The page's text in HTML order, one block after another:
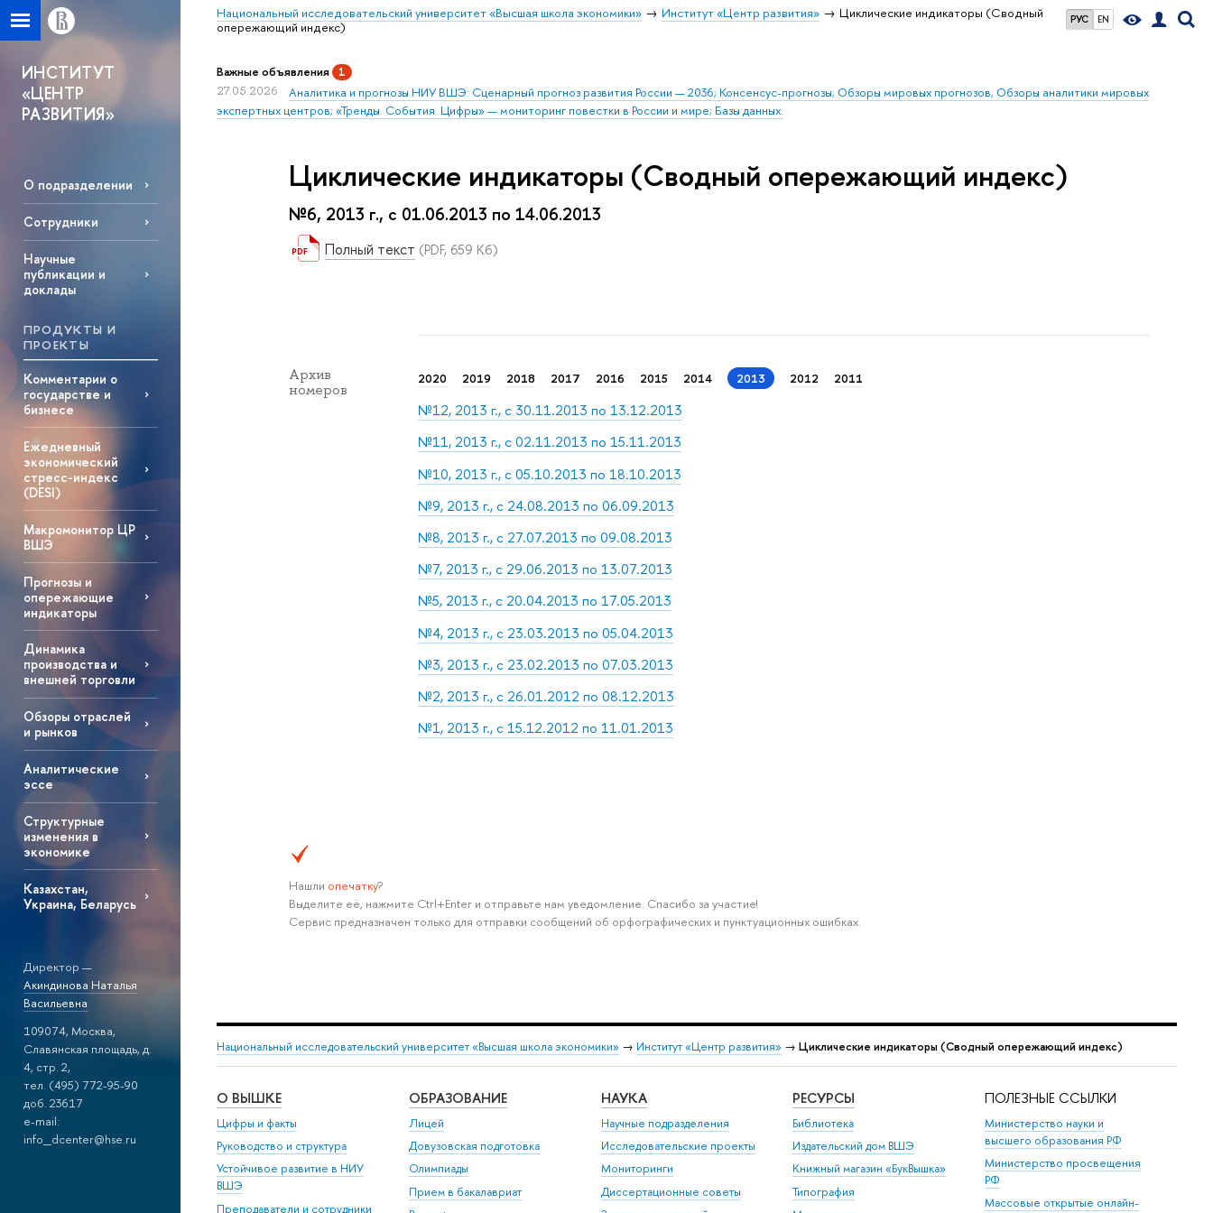
РУС EN
Национальный исследовательский университет «Высшая школа экономики» Институт «Центр развития»
Циклические индикаторы (Сводный
опережающий индекс)
ИНСТИТУТ
«ЦЕНТР
РАЗВИТИЯ»
О подразделении
Сотрудники
Научные
публикации и
доклады
ПРОДУКТЫ И
ПРОЕКТЫ
Комментарии о
государстве и
бизнесе
Ежедневный
экономический
стресс-индекс
(DESI)
Макромонитор ЦР
ВШЭ
Прогнозы и
опережающие
индикаторы
Динамика
производства и
внешней торговли
Обзоры отраслей
и рынков
Аналитические
эссе
Структурные
изменения в
экономике
Казахстан,
Украина, Беларусь
Директор —
Акиндинова Наталья
Васильевна
109074, Москва,
Славянская площадь, д.
4, стр. 2,
тел. (495) 772-95-90
доб. 23617
e-mail:
info_dcenter@hse.ru
Важные объявления 1
27.05.2026
Аналитика и прогнозы НИУ ВШЭ: Сценарный прогноз развития России — 2036; Консенсус-прогнозы; Обзоры мировых прогнозов; Обзоры аналитики мировых
экспертных центров; «Тренды. События. Цифры» — мониторинг повестки в России и мире; Базы данных.
Циклические индикаторы (Сводный опережающий индекс)
№6, 2013 г., с 01.06.2013 по 14.06.2013
Полный текст (PDF, 659 Кб)
Архив
номеров
2020 2019 2018 2017 2016 2015 2014 2013 2012 2011
№12, 2013 г., с 30.11.2013 по 13.12.2013
№11, 2013 г., с 02.11.2013 по 15.11.2013
№10, 2013 г., с 05.10.2013 по 18.10.2013
№9, 2013 г., с 24.08.2013 по 06.09.2013
№8, 2013 г., с 27.07.2013 по 09.08.2013
№7, 2013 г., с 29.06.2013 по 13.07.2013
№5, 2013 г., с 20.04.2013 по 17.05.2013
№4, 2013 г., с 23.03.2013 по 05.04.2013
№3, 2013 г., с 23.02.2013 по 07.03.2013
№2, 2013 г., с 26.01.2012 по 08.12.2013
№1, 2013 г., с 15.12.2012 по 11.01.2013
Нашли опечатку?
Выделите её, нажмите Ctrl+Enter и отправьте нам уведомление. Спасибо за участие!
Сервис предназначен только для отправки сообщений об орфографических и пунктуационных ошибках.
Национальный исследовательский университет «Высшая школа экономики» → Институт «Центр развития» → Циклические индикаторы (Сводный опережающий индекс)
О ВЫШКЕ
Цифры и факты
Руководство и структура
Устойчивое развитие в НИУ
ВШЭ
Преподаватели и сотрудники
ОБРАЗОВАНИЕ
Лицей
Довузовская подготовка
Олимпиады
Прием в бакалавриат
НАУКА
Научные подразделения
Исследовательские проекты
Мониторинги
Диссертационные советы
РЕСУРСЫ
Библиотека
Издательский дом ВШЭ
Книжный магазин «БукВышка»
Типография
ПОЛЕЗНЫЕ ССЫЛКИ
Министерство науки и
высшего образования РФ
Министерство просвещения
РФ
Массовые открытые онлайн-